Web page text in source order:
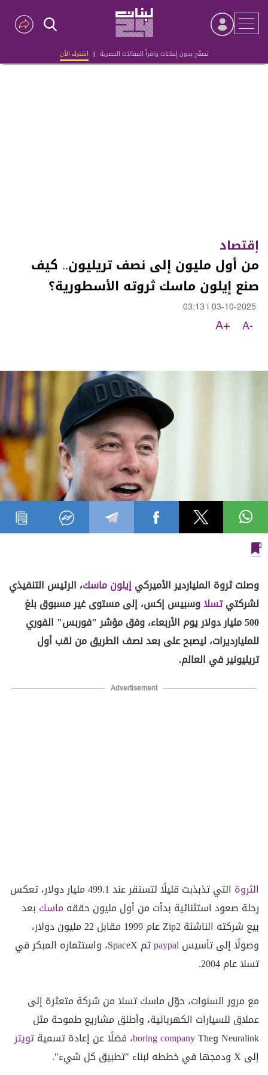
تصفّح بدون إعلانات واقرأ المقالات الحصرية | اشترك الآن
Advertisement
إقتصاد
من أول مليون إلى نصف تريليون.. كيف
صنع إيلون ماسك ثروته الأسطورية؟
03-10-2025
03:13
A-
A+
وصلت ثروة الملياردير الأميركيإيلون ماسك، الرئيس التنفيذي
لشركتيتسلاوسبيس إكس، إلى مستوى غير مسبوق بلغ
500 مليار دولار يوم الأربعاء، وفق مؤشر "فوربس" الفوري
للمليارديرات، ليصبح على بعد نصف الطريق من لقب أول
تريليونير في العالم.
Advertisement
الثروة
التي تذبذبت قليلًا لتستقر عند 499.1 مليار دولار، تعكس
رحلة صعود استثنائية بدأت من أول مليون حققهماسك بعد
بيع شركته الناشئة Zip2 عام 1999 مقابل 22 مليون دولار،
وصولًا إلى تأسيسpaypal
ثم SpaceX، واستثماره المبكر في
تسلا عام 2004.
مع مرور السنوات، حوّل ماسك تسلا من شركة متعثرة إلى
عملاق للسيارات الكهربائية، وأطلق مشاريع طموحة مثل
Neuralink وThe
boring company، فضلًا عن إعادة تسميةتويتر
إلى X ودمجها في خططه لبناء "تطبيق كل شيء".